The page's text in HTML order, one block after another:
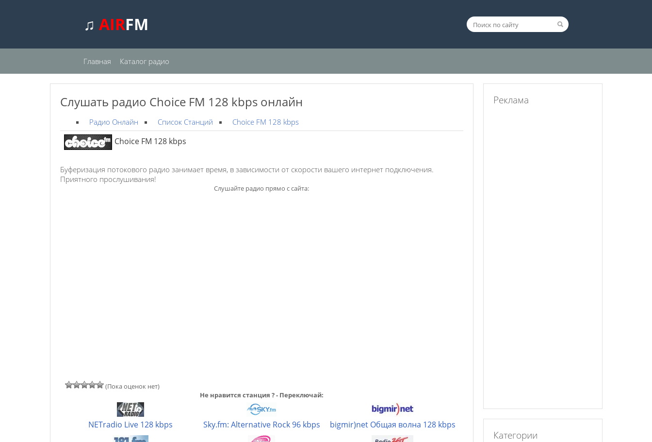
♫ AIRFM
Главная Каталог радио
Слушать радио Choice FM 128 kbps онлайн
Радио Онлайн Список Станций Choice FM 128 kbps
Choice FM 128 kbps
Буферизация потокового радио занимает время, в зависимости от скорости вашего интернет подключения.
Приятного прослушивания!
Слушайте радио прямо с сайта:
(Пока оценок нет)
Не нравится станция ? - Переключай:
NETradio Live 128 kbps Sky.fm: Alternative Rock 96 kbps bigmir)net Общая волна 128 kbps
Реклама
Категории